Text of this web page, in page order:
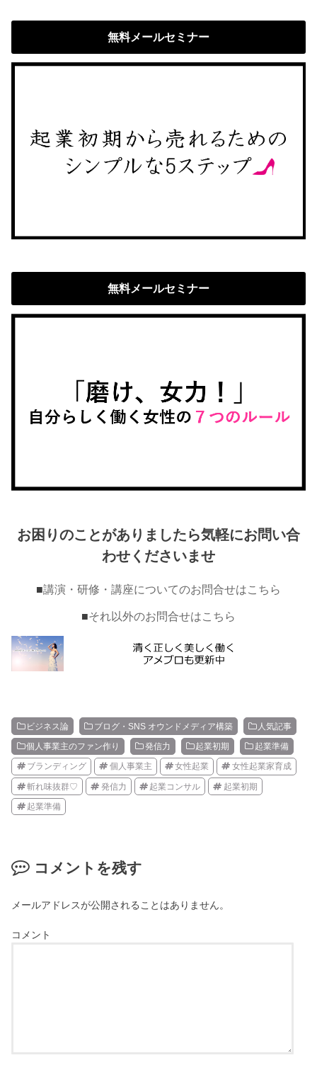
無料メールセミナー
無料メールセミナー
お困りのことがありましたら気軽にお問い合
わせくださいませ
■講演・研修・講座についてのお問合せはこちら
■それ以外のお問合せはこちら
ビジネス論 ブログ・SNS オウンドメディア構築 人気記事
個人事業主のファン作り 発信力 起業初期 起業準備
ブランディング 個人事業主 女性起業 女性起業家育成
斬れ味抜群♡ 発信力 起業コンサル 起業初期
起業準備
コメントを残す
メールアドレスが公開されることはありません。
コメント